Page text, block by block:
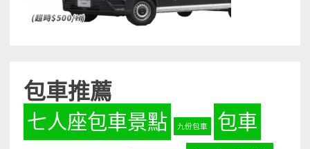
包車推薦
七人座包車景點 九份包車 包車